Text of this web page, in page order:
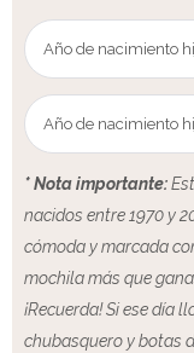
* Nota importante:
nacidos entre 1970 y
cómoda y marcada
mochila más que
¡Recuerda! Si ese día
chubasquero y botas